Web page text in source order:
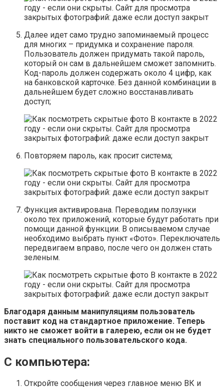
Далее идет само трудно запоминаемый процесс
для многих – придумка и сохранение пароля.
Пользователь должен придумать такой пароль,
который он сам в дальнейшем сможет запомнить.
Код-пароль должен содержать около 4 цифр, как
на банковской карточке. Без данной комбинации в
дальнейшем будет сложно восстанавливать
доступ;
Повторяем пароль, как просит система;
Функция активирована. Переводим ползунки
около тех приложений, которые будут работать при
помощи данной функции. В описываемом случае
необходимо выбрать пункт «Фото». Переключатель
передвигаем вправо, после чего он должен стать
зеленым.
Благодаря данным манипуляциям пользователь
поставит код на стандартное приложение. Теперь
никто не сможет войти в галерею, если он не будет
знать специального пользовательского кода.
С компьютера:
Откройте сообщения через главное меню ВК и